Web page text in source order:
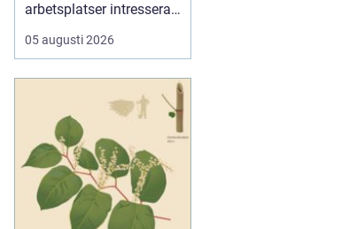
arbetsplatser intresserar
sig för när de vill höja
trivsel och effektivitet på
arbetsdagen, och många
medarbetare up...
05 augusti 2026